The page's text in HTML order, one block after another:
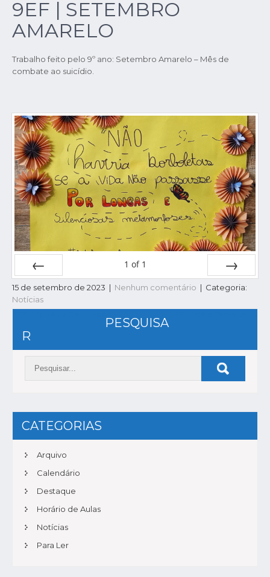
9EF | SETEMBRO
AMARELO
Trabalho feito pelo 9º ano: Setembro Amarelo – Mês de
combate ao suicídio.
Anterior
1 of 1
Próxima
15 de setembro de 2023 | Nenhum comentário | Categoria:
Notícias
NAVEGAÇÃO
DE
POST
PESQUISA
R
CATEGORIAS
Arquivo
Calendário
Destaque
Horário de Aulas
Notícias
Para Ler